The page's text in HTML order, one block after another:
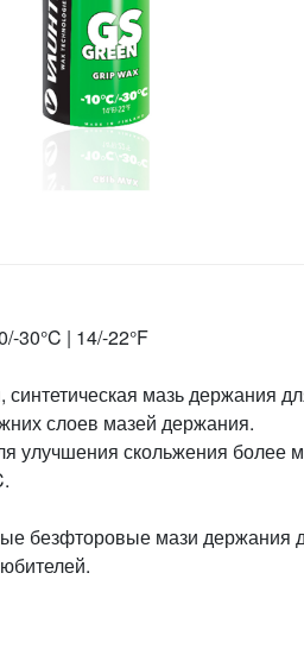
30°C | 14/-22°F
мазь держания
слоев мазей держания.
улучшения скольжения более
безфторовые мази держания